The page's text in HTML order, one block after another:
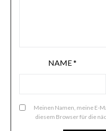
NAME*
Meinen Namen, meine E-
diesem Browser für die